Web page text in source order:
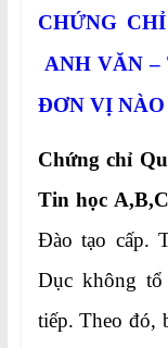
CHỨNG
ANH VĂN –
ĐƠN VỊ NÀO
Chứng chỉ
Tin học A,B,C
Đào tạo cấp.
Dục không
tiếp. Theo đó,